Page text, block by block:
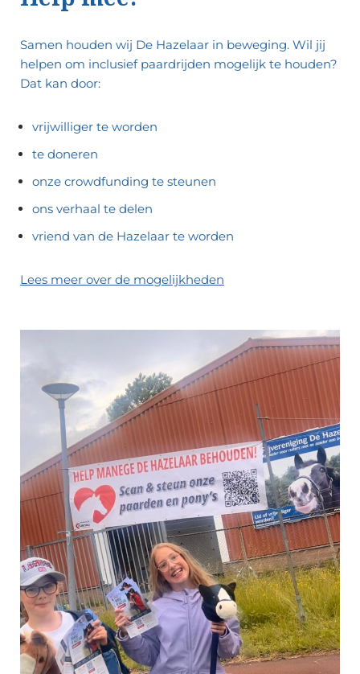
Samen houden wij De Hazelaar in beweging. Wil jij
helpen om inclusief paardrijden mogelijk te houden?
Dat kan door:
vrijwilliger te worden
te doneren
onze crowdfunding te steunen
ons verhaal te delen
vriend van de Hazelaar te worden
Lees meer over de mogelijkheden